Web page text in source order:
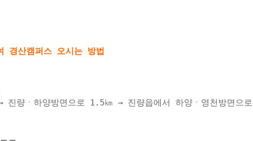
량ㆍ하양방면으로 1.5㎞ → 진량읍에서 하양ㆍ영천방면